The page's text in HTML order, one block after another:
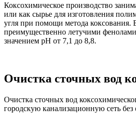
Коксохимическое производство
или как сырье для изготовления
угля при помощи метода коксования.
преимущественно летучими
значением рН от 7,1 до 8,8.
Очистка сточных вод
Очистка сточных вод
городскую канализационную сеть